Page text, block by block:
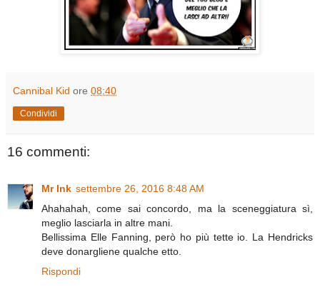
Cannibal Kid ore 08:40
Condividi
16 commenti:
Mr Ink settembre 26, 2016 8:48 AM
Ahahahah, come sai concordo, ma la sceneggiatura sì,
meglio lasciarla in altre mani.
Bellissima Elle Fanning, però ho più tette io. La Hendricks
deve donargliene qualche etto.
Rispondi